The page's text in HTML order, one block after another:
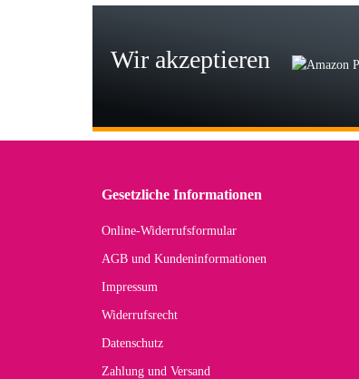
Wir akzeptieren
Gesetzliche Informationen
Online-Widerrufsformular
AGB und Kundeninformationen
Impressum
Widerrufsrecht
Datenschutz
Zahlung und Versand